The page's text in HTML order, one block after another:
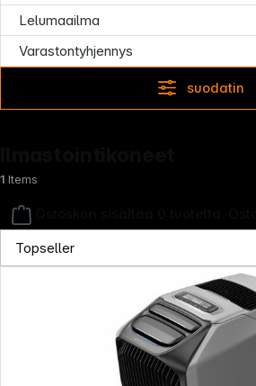
Lelumaailma
Varastontyhjennys
suodatin
1 Items